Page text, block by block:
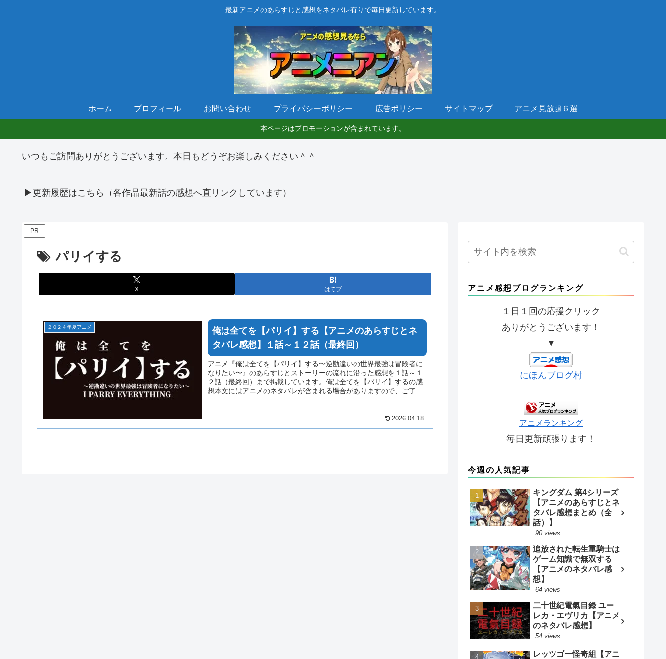
最新アニメのあらすじと感想をネタバレ有りで毎日更新しています。
ホーム プロフィール お問い合わせ プライバシーポリシー 広告ポリシー サイトマップ アニメ見放題６選
本ページはプロモーションが含まれています。
いつもご訪問ありがとうございます。本日もどうぞお楽しみください＾＾
▶更新履歴はこちら（各作品最新話の感想へ直リンクしています）
PR
パリイする
X はてブ
２０２４年夏アニメ
俺は全てを【パリイ】する【アニメのあらすじとネ
タバレ感想】１話～１２話（最終回）
アニメ『俺は全てを【パリイ】する〜逆勘違いの世界最強は冒険者に
なりたい〜』のあらすじとストーリーの流れに沿った感想を１話～１
２話（最終回）まで掲載しています。俺は全てを【パリイ】するの感
想本文にはアニメのネタバレが含まれる場合がありますので、ご了承
2026.04.18
アニメ感想ブログランキング
１日１回の応援クリック
ありがとうございます！
▼
にほんブログ村
アニメランキング
毎日更新頑張ります！
今週の人気記事
キングダム 第4シリーズ
【アニメのあらすじとネ
タバレ感想まとめ（全
話）】
90 views
追放された転生重騎士は
ゲーム知識で無双する
【アニメのネタバレ感
想】
64 views
二十世紀電氣目録 ユー
レカ・エヴリカ【アニメ
のネタバレ感想】
54 views
レッツゴー怪奇組【アニ